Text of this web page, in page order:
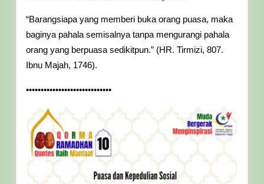
Lewat
Berbagi
“Barangsiapa yang memberi buka orang puasa, maka
baginya pahala semisalnya tanpa mengurangi pahala
orang yang berpuasa sedikitpun.” (HR. Tirmizi, 807.
Ibnu Majah, 1746).
•••••••••••••••••••••••••••••